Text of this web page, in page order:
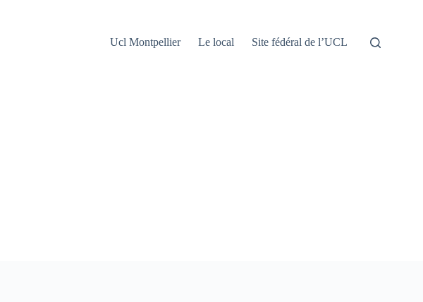
Ucl Montpellier Le local Site fédéral de l’UCL